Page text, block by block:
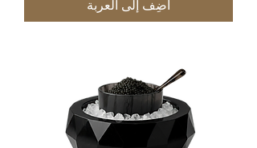
أضِف إلى العربة